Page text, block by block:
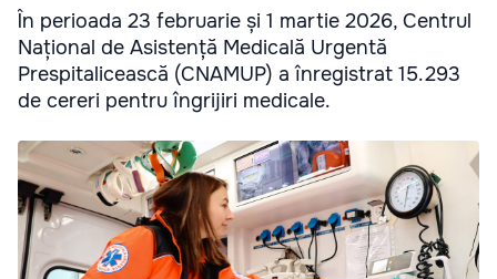
În perioada 23 februarie și 1 martie 2026, Centrul
Național de Asistență Medicală Urgentă
Prespitalicească (CNAMUP) a înregistrat 15.293
de cereri pentru îngrijiri medicale.